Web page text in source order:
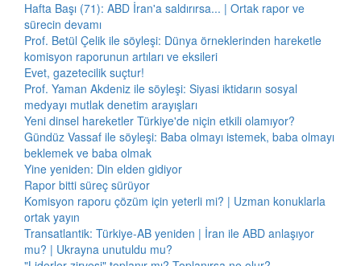
Hafta Başı (71): ABD İran'a saldırırsa... | Ortak rapor ve
sürecin devamı
Prof. Betül Çelik ile söyleşi: Dünya örneklerinden hareketle
komisyon raporunun artıları ve eksileri
Evet, gazetecilik suçtur!
Prof. Yaman Akdeniz ile söyleşi: Siyasi iktidarın sosyal
medyayı mutlak denetim arayışları
Yeni dinsel hareketler Türkiye'de niçin etkili olamıyor?
Gündüz Vassaf ile söyleşi: Baba olmayı istemek, baba olmayı
beklemek ve baba olmak
Yine yeniden: Din elden gidiyor
Rapor bitti süreç sürüyor
Komisyon raporu çözüm için yeterli mi? | Uzman konuklarla
ortak yayın
Transatlantik: Türkiye-AB yeniden | İran ile ABD anlaşıyor
mu? | Ukrayna unutuldu mu?